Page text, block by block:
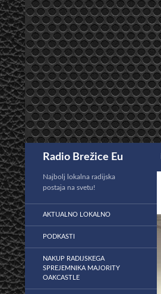
Preskoči
na
vsebino
Radio Brežice Eu
Najbolj lokalna radijska
postaja na svetu!
AKTUALNO LOKALNO
PODKASTI
NAKUP RADIJSKEGA
SPREJEMNIKA MAJORITY
OAKCASTLE